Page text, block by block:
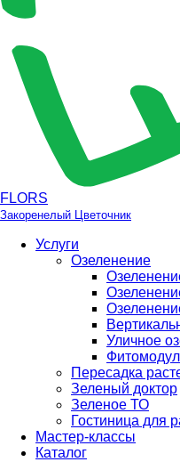
FLORS
Закоренелый Цветочник
Услуги
Озеленение
Уличное
Пересадка
Зеленый доктор
Зеленое ТО
Гостиница для
Мастер-классы
Каталог